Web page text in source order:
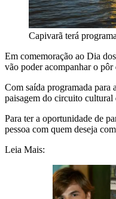
Capivarã terá
Em comemoração ao Dia
vão poder acompanhar o
Com saída programada para
paisagem do circuito cultural
Para ter a oportunidade de
pessoa com quem deseja
Leia Mais: